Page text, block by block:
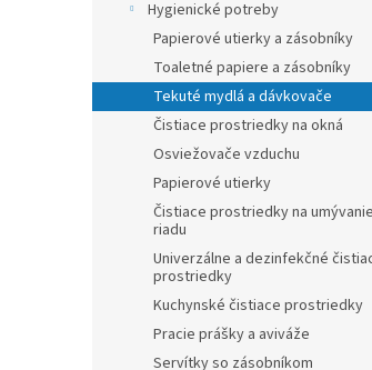
Hygienické potreby
Papierové utierky a zásobníky
Toaletné papiere a zásobníky
Tekuté mydlá a dávkovače
Čistiace prostriedky na okná
Osviežovače vzduchu
Papierové utierky
Čistiace prostriedky na umývanie
riadu
Univerzálne a dezinfekčné
prostriedky
Kuchynské čistiace prostriedky
Pracie prášky a aviváže
Servítky so zásobníkom